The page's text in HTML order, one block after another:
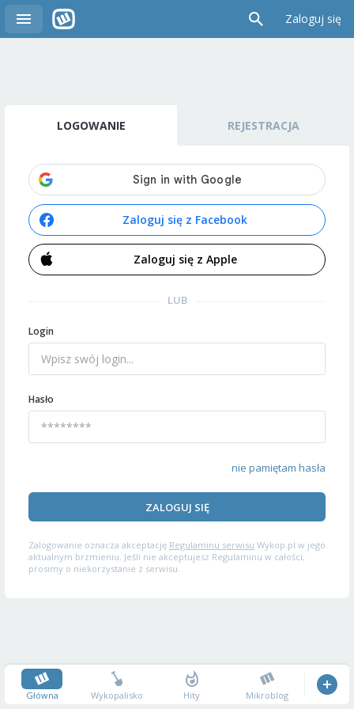
Zaloguj się
LOGOWANIE REJESTRACJA
Zaloguj się z Facebook
Zaloguj się z Apple
LUB
Login
Hasło
nie pamiętam hasła
ZALOGUJ SIĘ
Zalogowanie oznacza akceptację Regulaminu serwisu Wykop.pl w jego
aktualnym brzmieniu. Jeśli nie akceptujesz Regulaminu w całości,
prosimy o niekorzystanie z serwisu.
Główna Wykopalisko Hity Mikroblog